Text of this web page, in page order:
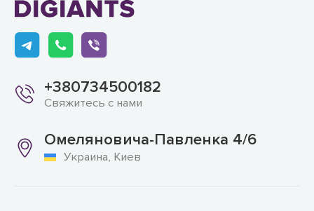
+380734500182
Свяжитесь с нами
Омеляновича-Павленка 4/6
Украина, Киев